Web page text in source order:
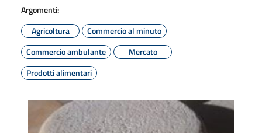
Argomenti:
Agricoltura
Commercio al minuto
Commercio ambulante
Mercato
Prodotti alimentari